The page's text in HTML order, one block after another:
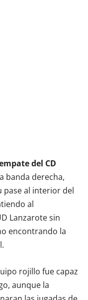
del CD
banda derecha,
pase al interior del
al
Lanzarote sin
encontrando la
rojillo fue capaz
aunque la